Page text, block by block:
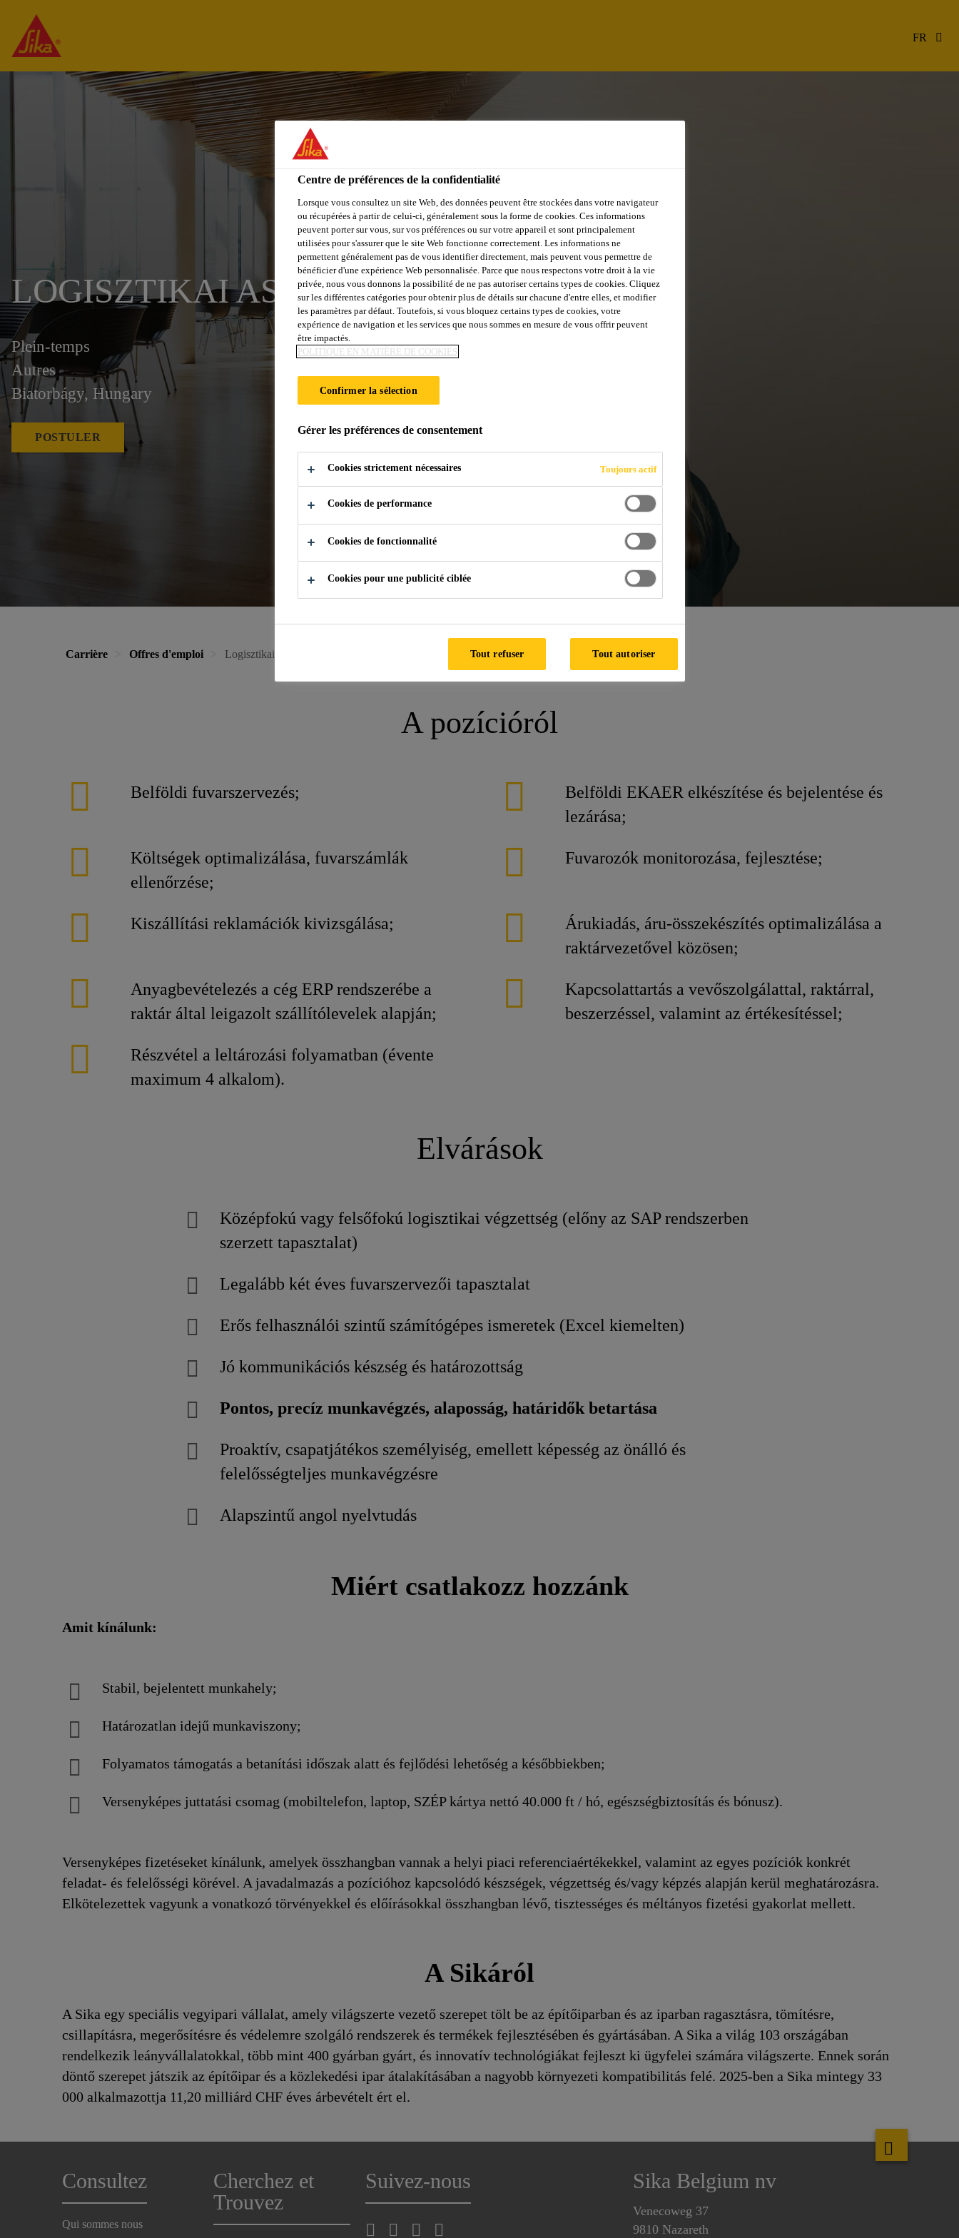
FR
LOGISZTIKAI ASSZISZTENS
Plein-temps
Autres
Biatorbágy, Hungary
POSTULER
Carrière Offres d'emploi Logisztikai asszisztens
A pozícióról
Belföldi fuvarszervezés;
Belföldi EKAER elkészítése és bejelentése és
lezárása;
Költségek optimalizálása, fuvarszámlák
ellenőrzése;
Fuvarozók monitorozása, fejlesztése;
Kiszállítási reklamációk kivizsgálása;
Árukiadás, áru-összekészítés optimalizálása a
raktárvezetővel közösen;
Anyagbevételezés a cég ERP rendszerébe a
raktár által leigazolt szállítólevelek alapján;
Kapcsolattartás a vevőszolgálattal, raktárral,
beszerzéssel, valamint az értékesítéssel;
Részvétel a leltározási folyamatban (évente
maximum 4 alkalom).
Elvárások
Középfokú vagy felsőfokú logisztikai végzettség (előny az SAP rendszerben
szerzett tapasztalat)
Legalább két éves fuvarszervezői tapasztalat
Erős felhasználói szintű számítógépes ismeretek (Excel kiemelten)
Jó kommunikációs készség és határozottság
Pontos, precíz munkavégzés, alaposság, határidők betartása
Proaktív, csapatjátékos személyiség, emellett képesség az önálló és
felelősségteljes munkavégzésre
Alapszintű angol nyelvtudás
Miért csatlakozz hozzánk
Amit kínálunk:
Stabil, bejelentett munkahely;
Határozatlan idejű munkaviszony;
Folyamatos támogatás a betanítási időszak alatt és fejlődési lehetőség a későbbiekben;
Versenyképes juttatási csomag (mobiltelefon, laptop, SZÉP kártya nettó 40.000 ft / hó, egészségbiztosítás és bónusz).
Versenyképes fizetéseket kínálunk, amelyek összhangban vannak a helyi piaci referenciaértékekkel, valamint az egyes pozíciók konkrét
feladat- és felelősségi körével. A javadalmazás a pozícióhoz kapcsolódó készségek, végzettség és/vagy képzés alapján kerül meghatározásra.
Elkötelezettek vagyunk a vonatkozó törvényekkel és előírásokkal összhangban lévő, tisztességes és méltányos fizetési gyakorlat mellett.
A Sikáról
A Sika egy speciális vegyipari vállalat, amely világszerte vezető szerepet tölt be az építőiparban és az iparban ragasztásra, tömítésre,
csillapításra, megerősítésre és védelemre szolgáló rendszerek és termékek fejlesztésében és gyártásában. A Sika a világ 103 országában
rendelkezik leányvállalatokkal, több mint 400 gyárban gyárt, és innovatív technológiákat fejleszt ki ügyfelei számára világszerte. Ennek során
döntő szerepet játszik az építőipar és a közlekedési ipar átalakításában a nagyobb környezeti kompatibilitás felé. 2025-ben a Sika mintegy 33
000 alkalmazottja 11,20 milliárd CHF éves árbevételt ért el.
Consultez
Qui sommes nous
Cherchez et
Trouvez
Suivez-nous Sika Belgium nv
Venecoweg 37
9810 Nazareth
Centre de préférences de la confidentialité
Lorsque vous consultez un site Web, des données peuvent être stockées dans votre navigateur
ou récupérées à partir de celui-ci, généralement sous la forme de cookies. Ces informations
peuvent porter sur vous, sur vos préférences ou sur votre appareil et sont principalement
utilisées pour s'assurer que le site Web fonctionne correctement. Les informations ne
permettent généralement pas de vous identifier directement, mais peuvent vous permettre de
bénéficier d'une expérience Web personnalisée. Parce que nous respectons votre droit à la vie
privée, nous vous donnons la possibilité de ne pas autoriser certains types de cookies. Cliquez
sur les différentes catégories pour obtenir plus de détails sur chacune d'entre elles, et modifier
les paramètres par défaut. Toutefois, si vous bloquez certains types de cookies, votre
expérience de navigation et les services que nous sommes en mesure de vous offrir peuvent
être impactés.
POLITIQUE EN MATIÈRE DE COOKIES
Confirmer la sélection
Gérer les préférences de consentement
Cookies strictement nécessaires Toujours actif
Cookies de performance
Cookies de fonctionnalité
Cookies pour une publicité ciblée
Tout refuser Tout autoriser